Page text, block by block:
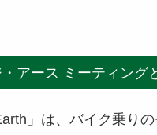
アース ミーティング
」は、バイク乗り